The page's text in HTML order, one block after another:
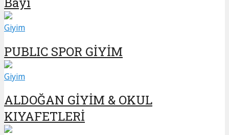
Giyim
PUBLIC SPOR GİYİM
Giyim
ALDOĞAN GİYİM & OKUL
KIYAFETLERİ